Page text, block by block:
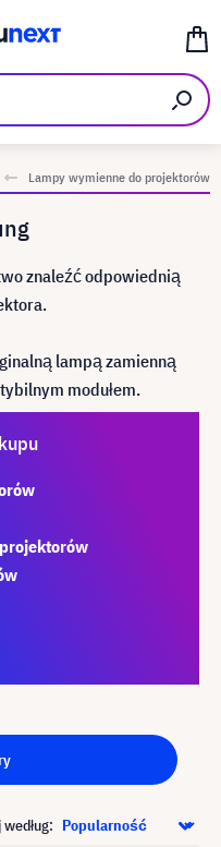
Lampy wymienne do projektorów
znaleźć odpowiednią
lampą zamienną
modułem.